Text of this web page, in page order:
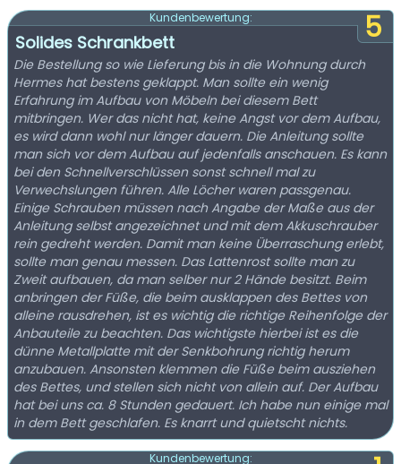
5
Kundenbewertung:
Solides Schrankbett
Die Bestellung so wie Lieferung bis in die Wohnung durch
Hermes hat bestens geklappt. Man sollte ein wenig
Erfahrung im Aufbau von Möbeln bei diesem Bett
mitbringen. Wer das nicht hat, keine Angst vor dem Aufbau,
es wird dann wohl nur länger dauern. Die Anleitung sollte
man sich vor dem Aufbau auf jedenfalls anschauen. Es kann
bei den Schnellverschlüssen sonst schnell mal zu
Verwechslungen führen. Alle Löcher waren passgenau.
Einige Schrauben müssen nach Angabe der Maße aus der
Anleitung selbst angezeichnet und mit dem Akkuschrauber
rein gedreht werden. Damit man keine Überraschung erlebt,
sollte man genau messen. Das Lattenrost sollte man zu
Zweit aufbauen, da man selber nur 2 Hände besitzt. Beim
anbringen der Füße, die beim ausklappen des Bettes von
alleine rausdrehen, ist es wichtig die richtige Reihenfolge der
Anbauteile zu beachten. Das wichtigste hierbei ist es die
dünne Metallplatte mit der Senkbohrung richtig herum
anzubauen. Ansonsten klemmen die Füße beim ausziehen
des Bettes, und stellen sich nicht von allein auf. Der Aufbau
hat bei uns ca. 8 Stunden gedauert. Ich habe nun einige mal
in dem Bett geschlafen. Es knarrt und quietscht nichts.
Kundenbewertung: